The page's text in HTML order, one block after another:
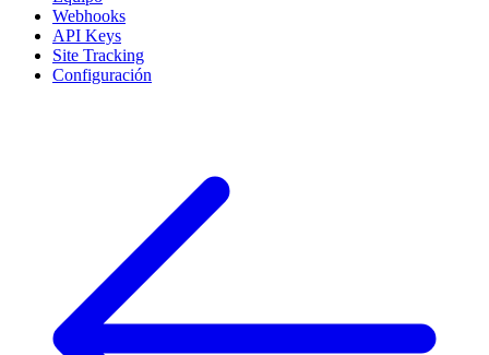
Webhooks
API Keys
Site Tracking
Configuración